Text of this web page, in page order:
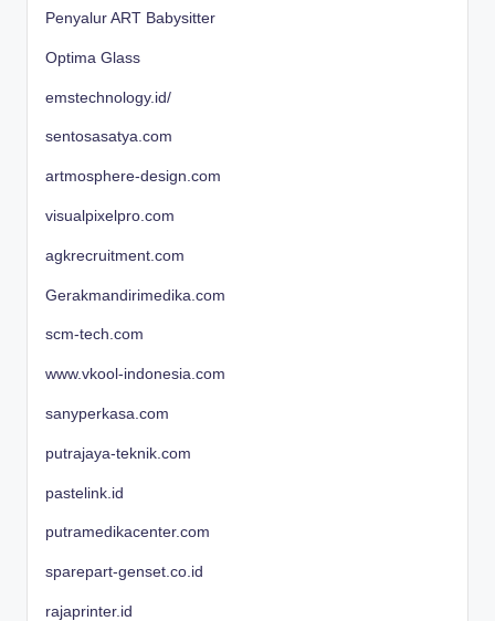
Penyalur ART Babysitter
Optima Glass
emstechnology.id/
sentosasatya.com
artmosphere-design.com
visualpixelpro.com
agkrecruitment.com
Gerakmandirimedika.com
scm-tech.com
www.vkool-indonesia.com
sanyperkasa.com
putrajaya-teknik.com
pastelink.id
putramedikacenter.com
sparepart-genset.co.id
rajaprinter.id